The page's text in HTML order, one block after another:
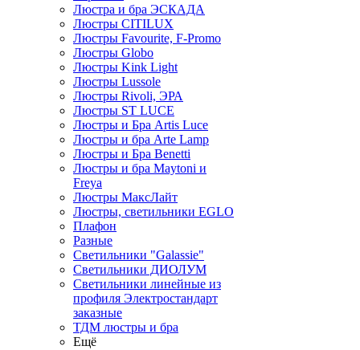
Люстра и бра ЭСКАДА
Люстры CITILUX
Люстры Favourite, F-Promo
Люстры Globo
Люстры Kink Light
Люстры Lussole
Люстры Rivoli, ЭРА
Люстры ST LUCE
Люстры и Бра Artis Luce
Люстры и бра Arte Lamp
Люстры и Бра Benetti
Люстры и бра Maytoni и
Freya
Люстры МаксЛайт
Люстры, светильники EGLO
Плафон
Разные
Светильники "Galassie"
Светильники ДИОЛУМ
Светильники линейные из
профиля Электростандарт
заказные
ТДМ люстры и бра
Ещё